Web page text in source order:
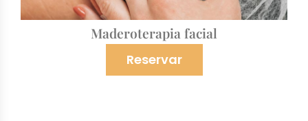
Maderoterapia facial
Reservar